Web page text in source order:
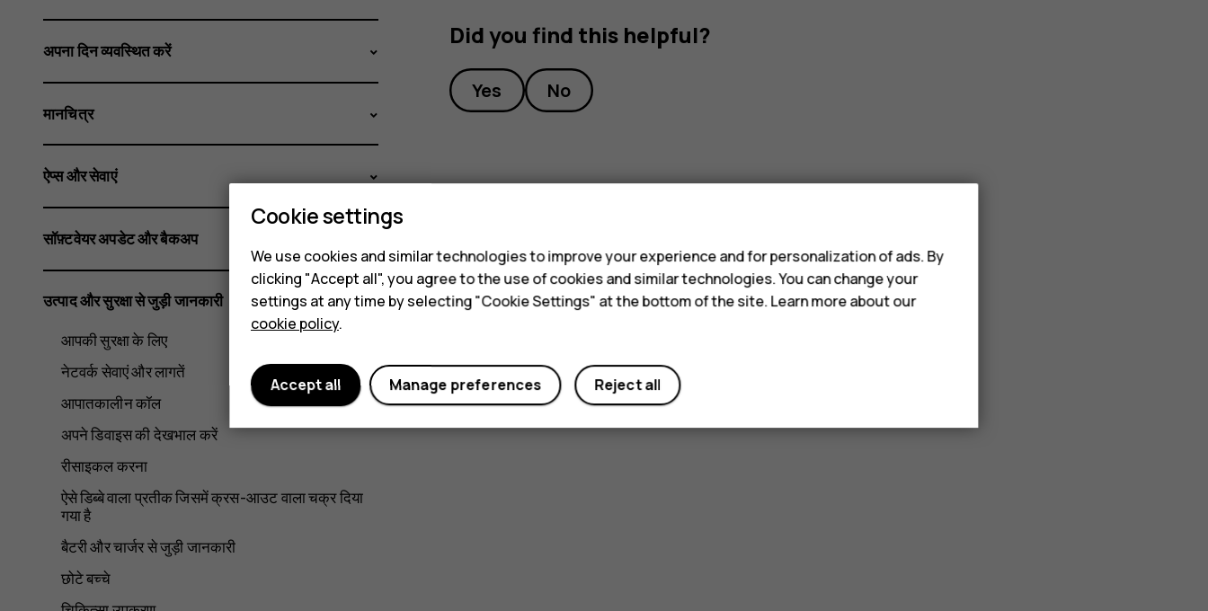
Did you find this helpful?
Yes No
अपना दिन व्यवस्थित करें
मानचित्र
ऐप्स और सेवाएं
सॉफ़्टवेयर अपडेट और बैकअप
उत्पाद और सुरक्षा से जुड़ी जानकारी
आपकी सुरक्षा के लिए
नेटवर्क सेवाएं और लागतें
आपातकालीन कॉल
अपने डिवाइस की देखभाल करें
रीसाइकल करना
ऐसे डिब्बे वाला प्रतीक जिसमें क्रस-आउट वाला चक्र दिया
गया है
बैटरी और चार्जर से जुड़ी जानकारी
छोटे बच्चे
Cookie settings
We use cookies and similar technologies to improve your experience and for personalization of ads. By
clicking "Accept all", you agree to the use of cookies and similar technologies. You can change your
settings at any time by selecting "Cookie Settings" at the bottom of the site. Learn more about our
cookie policy.
Reject all
Manage preferences
Accept all